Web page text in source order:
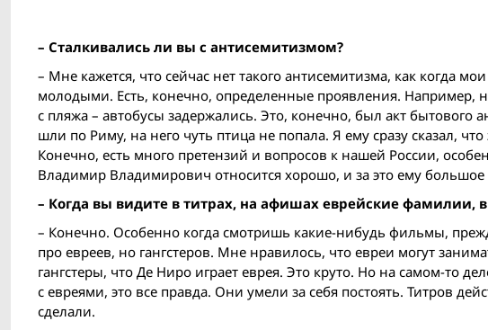
– Сталкивались ли вы с антисемитизмом?
– Мне кажется, что сейчас нет такого антисемитизма, как когда
молодыми. Есть, конечно, определенные проявления. Например,
с пляжа – автобусы задержались. Это, конечно, был акт
шли по Риму, на него чуть птица не попала. Я ему сразу сказал,
Конечно, есть много претензий и вопросов к нашей России,
Владимир Владимирович относится хорошо, и за это ему большое
– Когда вы видите в титрах, на афишах еврейские фамилии,
– Конечно. Особенно когда смотришь какие-нибудь фильмы,
про евреев, но гангстеров. Мне нравилось, что евреи могут
гангстеры, что Де Ниро играет еврея. Это круто. Но на самом-то
с евреями, это все правда. Они умели за себя постоять. Титров
сделали.